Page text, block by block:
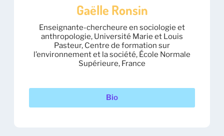
Gaëlle Ronsin
Enseignante-chercheure en sociologie et
anthropologie, Université Marie et Louis
Pasteur, Centre de formation sur
l’environnement et la société, École Normale
Supérieure, France
Bio